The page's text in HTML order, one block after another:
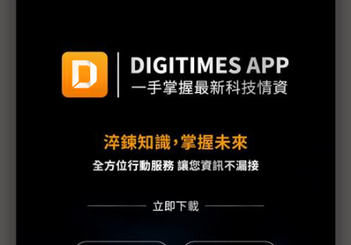
（獨家）800V HVDC背後血淚功臣 SiC基板6、8吋
仍青黃不接
（獨家）中國SiC基板邊怨對手、邊跟進砍價 賠錢賣
能效成AI工廠算力關鍵 安森美進軍800V直流架構